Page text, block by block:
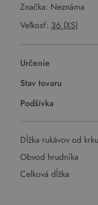
Značka: Neznáma
Veľkosť: 36 (XS)
Určenie
Stav tovaru
Podšívka
Dĺžka rukávov od krku
Obvod hrudníka
Celková dĺžka